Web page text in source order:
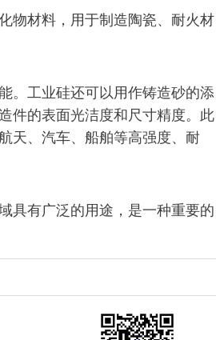
物材料，用于制造陶瓷、耐火材
。工业硅还可以用作铸造砂的添
件的表面光洁度和尺寸精度。此
天、汽车、船舶等高强度、耐
具有广泛的用途，是一种重要的